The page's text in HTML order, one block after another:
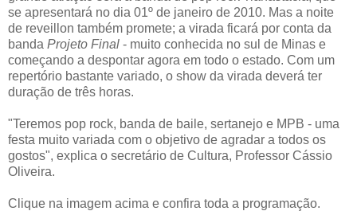
se apresentará no dia 01º de janeiro de 2010. Mas a noite
de reveillon também promete; a virada ficará por conta da
banda Projeto Final - muito conhecida no sul de Minas e
começando a despontar agora em todo o estado. Com um
repertório bastante variado, o show da virada deverá ter
duração de três horas.
"Teremos pop rock, banda de baile, sertanejo e MPB - uma
festa muito variada com o objetivo de agradar a todos os
gostos", explica o secretário de Cultura, Professor Cássio
Oliveira.
Clique na imagem acima e confira toda a programação.